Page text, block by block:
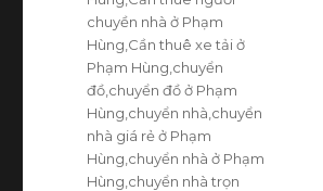
chuyền nhà ở Phạm
Hùng Cần thuê xe tải ở
Phạm Hùng chuyển
đồ chuyển đồ ở Phạm
Hùng chuyển nhà chuyển
nhà giá rẻ ở Phạm
Hùng chuyển nhà ở Phạm
Hùng chuyển nhà trọn